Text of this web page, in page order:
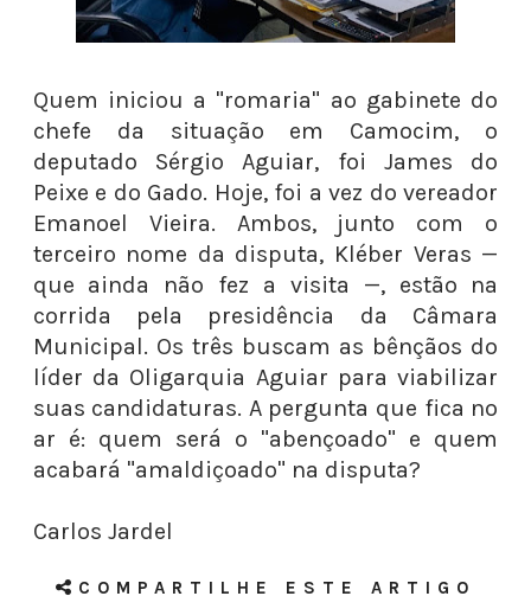
Quem iniciou a "romaria" ao gabinete do
chefe da situação em Camocim, o
deputado Sérgio Aguiar, foi James do
Peixe e do Gado. Hoje, foi a vez do vereador
Emanoel Vieira. Ambos, junto com o
terceiro nome da disputa, Kléber Veras —
que ainda não fez a visita —, estão na
corrida pela presidência da Câmara
Municipal. Os três buscam as bênçãos do
líder da Oligarquia Aguiar para viabilizar
suas candidaturas. A pergunta que fica no
ar é: quem será o "abençoado" e quem
acabará "amaldiçoado" na disputa?
Carlos Jardel
COMPARTILHE ESTE ARTIGO